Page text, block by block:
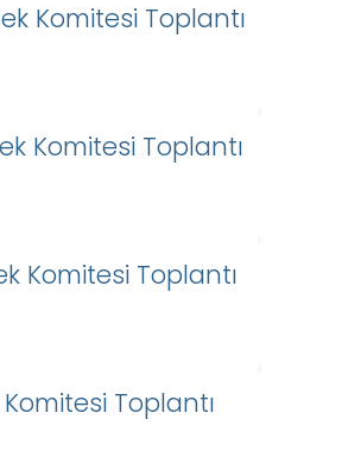
Komitesi Toplantı
Komitesi Toplantı
Komitesi Toplantı
Komitesi Toplantı